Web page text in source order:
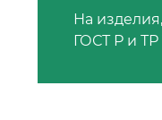
На
ГОСТ Р и ТР